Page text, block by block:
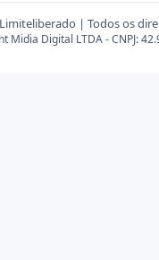
| Todos os
Midia Digital LTDA - CNPJ: